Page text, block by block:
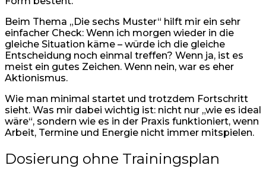
Beim Thema „Die sechs Muster“ hilft mir ein sehr
einfacher Check: Wenn ich morgen wieder in die
gleiche Situation käme – würde ich die gleiche
Entscheidung noch einmal treffen? Wenn ja, ist es
meist ein gutes Zeichen. Wenn nein, war es eher
Aktionismus.
Wie man minimal startet und trotzdem Fortschritt
sieht. Was mir dabei wichtig ist: nicht nur „wie es ideal
wäre“, sondern wie es in der Praxis funktioniert, wenn
Arbeit, Termine und Energie nicht immer mitspielen.
Dosierung ohne Trainingsplan